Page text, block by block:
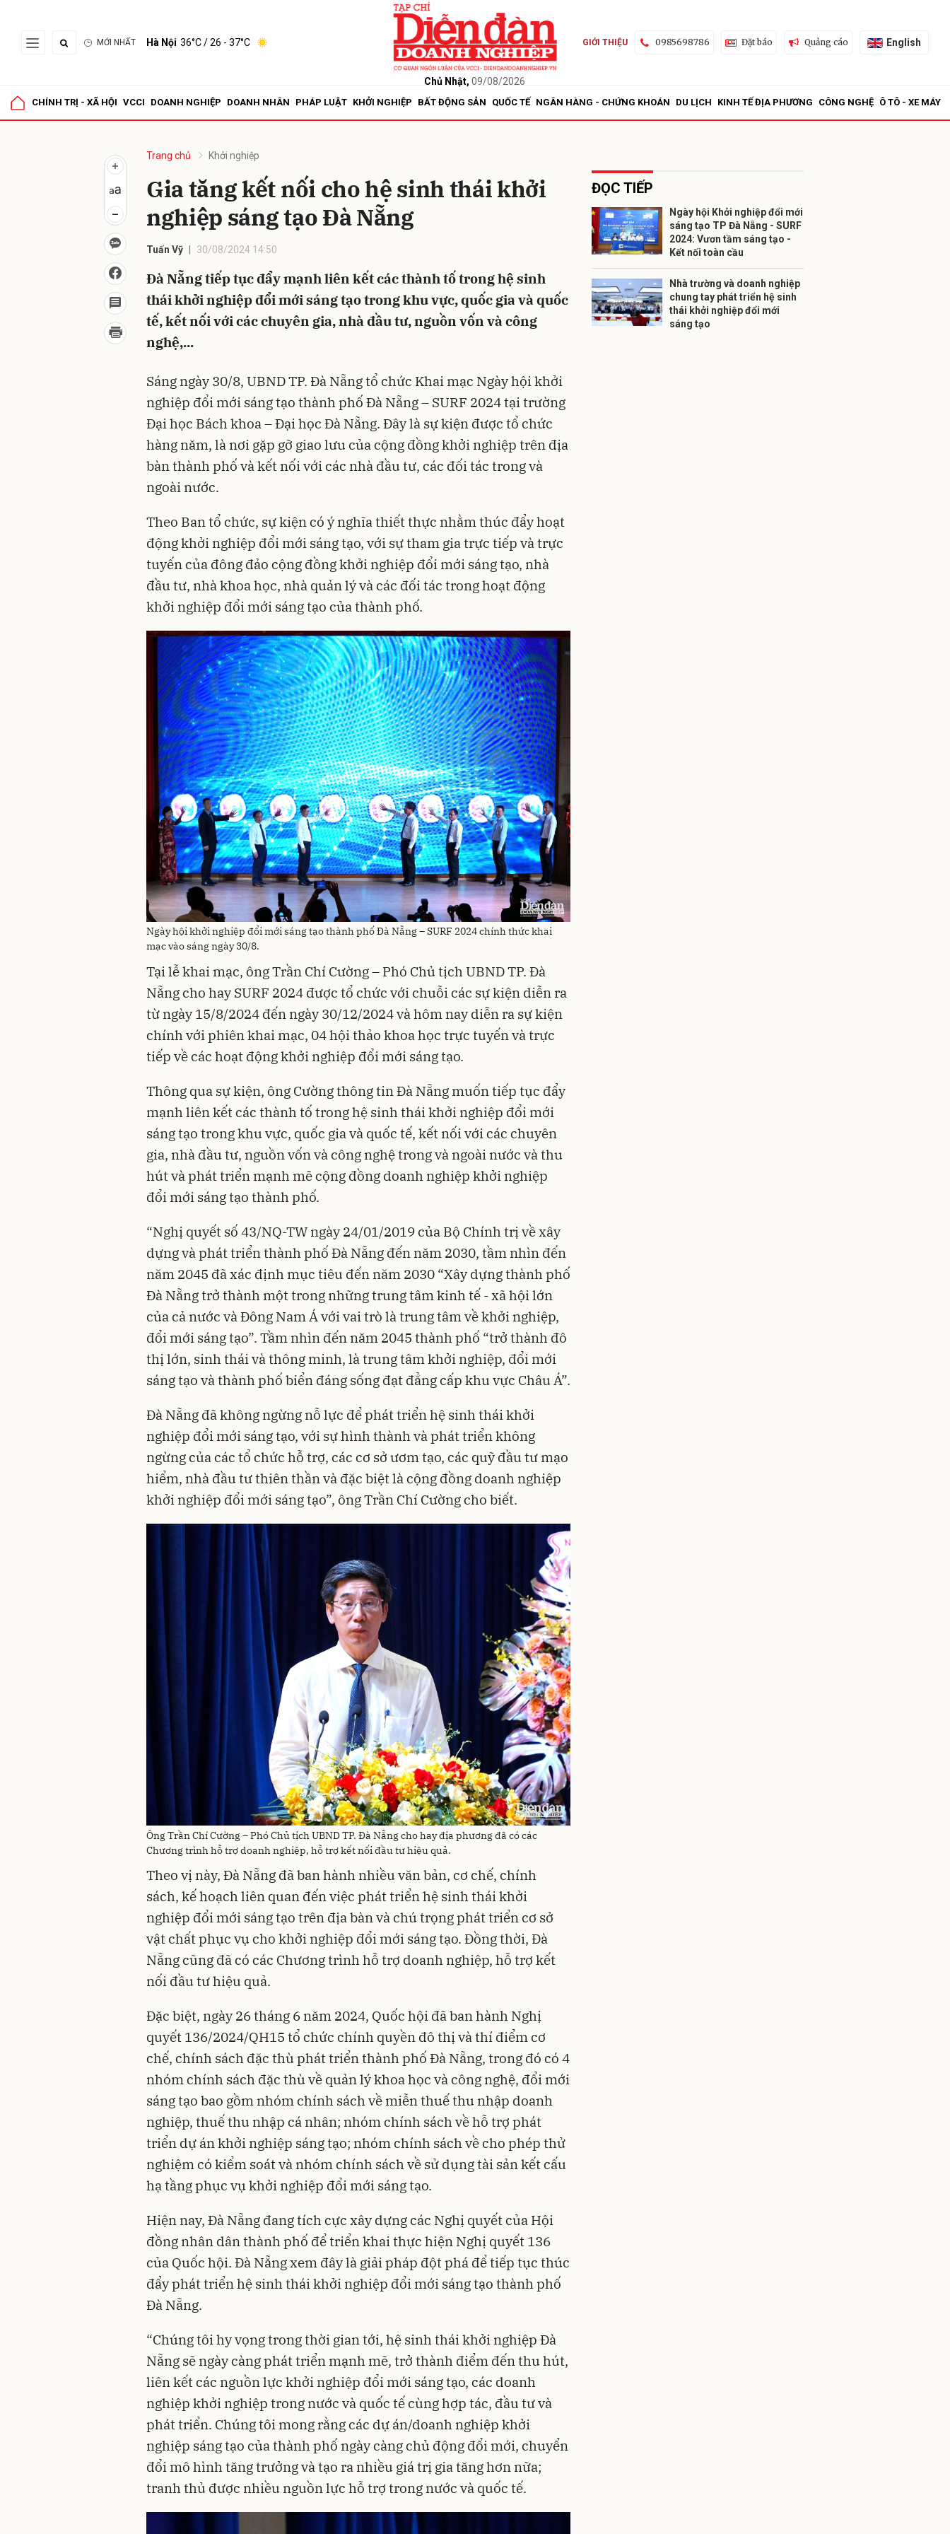
MỚI NHẤT Hà Nội 36°C/ 26 - 37°C
Chủ Nhật, 09/08/2026
GIỚI THIỆU 0985698786 Đặt báo Quảng cáo English
CHÍNH TRỊ - XÃ HỘI VCCI DOANH NGHIỆP DOANH NHÂN PHÁP LUẬT KHỞI NGHIỆP BẤT ĐỘNG SẢN QUỐC TẾ NGÂN HÀNG - CHỨNG KHOÁN DU LỊCH KINH TẾ ĐỊA PHƯƠNG CÔNG NGHỆ Ô TÔ - XE MÁY
Trang chủ Khởi nghiệp
Gia tăng kết nối cho hệ sinh thái khởi
nghiệp sáng tạo Đà Nẵng
Tuấn Vỹ 30/08/2024 14:50
Đà Nẵng tiếp tục đẩy mạnh liên kết các thành tố trong hệ sinh
thái khởi nghiệp đổi mới sáng tạo trong khu vực, quốc gia và quốc
tế, kết nối với các chuyên gia, nhà đầu tư, nguồn vốn và công
nghệ,...
Sáng ngày 30/8, UBND TP. Đà Nẵng tổ chức Khai mạc Ngày hội khởi
nghiệp đổi mới sáng tạo thành phố Đà Nẵng – SURF 2024 tại trường
Đại học Bách khoa – Đại học Đà Nẵng. Đây là sự kiện được tổ chức
hàng năm, là nơi gặp gỡ giao lưu của cộng đồng khởi nghiệp trên địa
bàn thành phố và kết nối với các nhà đầu tư, các đối tác trong và
ngoài nước.
Theo Ban tổ chức, sự kiện có ý nghĩa thiết thực nhằm thúc đẩy hoạt
động khởi nghiệp đổi mới sáng tạo, với sự tham gia trực tiếp và trực
tuyến của đông đảo cộng đồng khởi nghiệp đổi mới sáng tạo, nhà
đầu tư, nhà khoa học, nhà quản lý và các đối tác trong hoạt động
khởi nghiệp đổi mới sáng tạo của thành phố.
Ngày hội khởi nghiệp đổi mới sáng tạo thành phố Đà Nẵng – SURF 2024 chính thức khai
mạc vào sáng ngày 30/8.
Tại lễ khai mạc, ông Trần Chí Cường – Phó Chủ tịch UBND TP. Đà
Nẵng cho hay SURF 2024 được tổ chức với chuỗi các sự kiện diễn ra
từ ngày 15/8/2024 đến ngày 30/12/2024 và hôm nay diễn ra sự kiện
chính với phiên khai mạc, 04 hội thảo khoa học trực tuyến và trực
tiếp về các hoạt động khởi nghiệp đổi mới sáng tạo.
Thông qua sự kiện, ông Cường thông tin Đà Nẵng muốn tiếp tục đẩy
mạnh liên kết các thành tố trong hệ sinh thái khởi nghiệp đổi mới
sáng tạo trong khu vực, quốc gia và quốc tế, kết nối với các chuyên
gia, nhà đầu tư, nguồn vốn và công nghệ trong và ngoài nước và thu
hút và phát triển mạnh mẽ cộng đồng doanh nghiệp khởi nghiệp
đổi mới sáng tạo thành phố.
“Nghị quyết số 43/NQ-TW ngày 24/01/2019 của Bộ Chính trị về xây
dựng và phát triển thành phố Đà Nẵng đến năm 2030, tầm nhìn đến
năm 2045 đã xác định mục tiêu đến năm 2030 “Xây dựng thành phố
Đà Nẵng trở thành một trong những trung tâm kinh tế - xã hội lớn
của cả nước và Đông Nam Á với vai trò là trung tâm về khởi nghiệp,
đổi mới sáng tạo”. Tầm nhìn đến năm 2045 thành phố “trở thành đô
thị lớn, sinh thái và thông minh, là trung tâm khởi nghiệp, đổi mới
sáng tạo và thành phố biển đáng sống đạt đẳng cấp khu vực Châu Á”.
Đà Nẵng đã không ngừng nỗ lực để phát triển hệ sinh thái khởi
nghiệp đổi mới sáng tạo, với sự hình thành và phát triển không
ngừng của các tổ chức hỗ trợ, các cơ sở ươm tạo, các quỹ đầu tư mạo
hiểm, nhà đầu tư thiên thần và đặc biệt là cộng đồng doanh nghiệp
khởi nghiệp đổi mới sáng tạo”, ông Trần Chí Cường cho biết.
Ông Trần Chí Cường – Phó Chủ tịch UBND TP. Đà Nẵng cho hay địa phương đã có các
Chương trình hỗ trợ doanh nghiệp, hỗ trợ kết nối đầu tư hiệu quả.
Theo vị này, Đà Nẵng đã ban hành nhiều văn bản, cơ chế, chính
sách, kế hoạch liên quan đến việc phát triển hệ sinh thái khởi
nghiệp đổi mới sáng tạo trên địa bàn và chú trọng phát triển cơ sở
vật chất phục vụ cho khởi nghiệp đổi mới sáng tạo. Đồng thời, Đà
Nẵng cũng đã có các Chương trình hỗ trợ doanh nghiệp, hỗ trợ kết
nối đầu tư hiệu quả.
Đặc biệt, ngày 26 tháng 6 năm 2024, Quốc hội đã ban hành Nghị
quyết 136/2024/QH15 tổ chức chính quyền đô thị và thí điểm cơ
chế, chính sách đặc thù phát triển thành phố Đà Nẵng, trong đó có 4
nhóm chính sách đặc thù về quản lý khoa học và công nghệ, đổi mới
sáng tạo bao gồm nhóm chính sách về miễn thuế thu nhập doanh
nghiệp, thuế thu nhập cá nhân; nhóm chính sách về hỗ trợ phát
triển dự án khởi nghiệp sáng tạo; nhóm chính sách về cho phép thử
nghiệm có kiểm soát và nhóm chính sách về sử dụng tài sản kết cấu
hạ tầng phục vụ khởi nghiệp đổi mới sáng tạo.
Hiện nay, Đà Nẵng đang tích cực xây dựng các Nghị quyết của Hội
đồng nhân dân thành phố để triển khai thực hiện Nghị quyết 136
của Quốc hội. Đà Nẵng xem đây là giải pháp đột phá để tiếp tục thúc
đẩy phát triển hệ sinh thái khởi nghiệp đổi mới sáng tạo thành phố
Đà Nẵng.
“Chúng tôi hy vọng trong thời gian tới, hệ sinh thái khởi nghiệp Đà
Nẵng sẽ ngày càng phát triển mạnh mẽ, trở thành điểm đến thu hút,
liên kết các nguồn lực khởi nghiệp đổi mới sáng tạo, các doanh
nghiệp khởi nghiệp trong nước và quốc tế cùng hợp tác, đầu tư và
phát triển. Chúng tôi mong rằng các dự án/doanh nghiệp khởi
nghiệp sáng tạo của thành phố ngày càng chủ động đổi mới, chuyển
đổi mô hình tăng trưởng và tạo ra nhiều giá trị gia tăng hơn nữa;
tranh thủ được nhiều nguồn lực hỗ trợ trong nước và quốc tế.
ĐỌC TIẾP
Ngày hội Khởi nghiệp đổi mới
sáng tạo TP Đà Nẵng - SURF
2024: Vươn tầm sáng tạo -
Kết nối toàn cầu
Nhà trường và doanh nghiệp
chung tay phát triển hệ sinh
thái khởi nghiệp đổi mới
sáng tạo
Gửi